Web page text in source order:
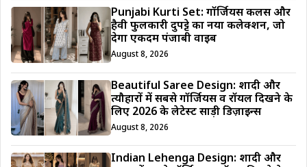
Punjabi Kurti Set: गॉर्जियस कलर्स और
हैवी फुलकारी दुपट्टे का नया कलेक्शन, जो
देगा एकदम पंजाबी वाइब
August 8, 2026
Beautiful Saree Design: शादी और
त्यौहारों में सबसे गॉर्जियस व रॉयल दिखने के
लिए 2026 के लेटेस्ट साड़ी डिज़ाइन्स
August 8, 2026
Indian Lehenga Design: शादी और